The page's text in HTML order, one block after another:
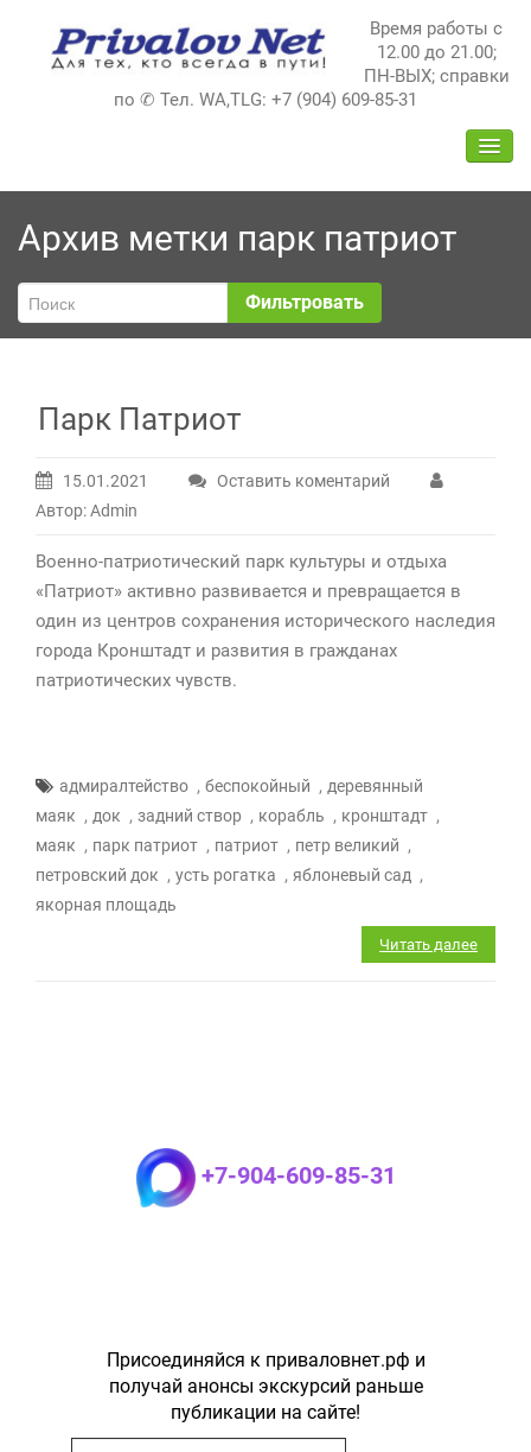
содержимому
Время работы с
12.00 до 21.00;
ПН-ВЫХ; справки
по ✆ Тел. WA,TLG: +7 (904) 609-85-31
Архив метки парк патриот
Фильтровать
Парк Патриот
15.01.2021
Оставить коментарий
Автор: Admin
Военно-патриотический парк культуры и отдыха
«Патриот» активно развивается и превращается в
один из центров сохранения исторического наследия
города Кронштадт и развития в гражданах
патриотических чувств.
адмиралтейство , беспокойный , деревянный
маяк , док , задний створ , корабль , кронштадт ,
маяк , парк патриот , патриот , петр великий ,
петровский док , усть рогатка , яблоневый сад ,
якорная площадь
Читать далее
+7-904-609-85-31
Присоединяйся к приваловнет.рф и
получай анонсы экскурсий раньше
публикации на сайте!